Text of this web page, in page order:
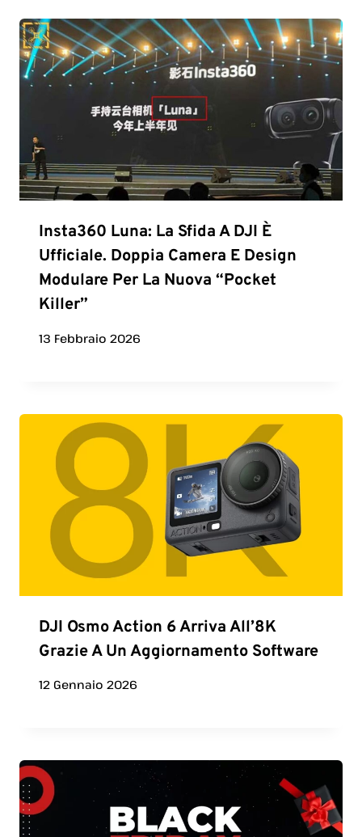
Insta360 Luna: La Sfida A DJI È
Ufficiale. Doppia Camera E Design
Modulare Per La Nuova “Pocket
Killer”
13 Febbraio 2026
DJI Osmo Action 6 Arriva All’8K
Grazie A Un Aggiornamento Software
12 Gennaio 2026